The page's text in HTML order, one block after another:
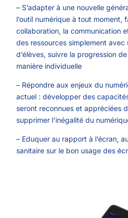
– S’adapter à une nouvelle
l’outil numérique à tout moment,
collaboration, la communication
des ressources simplement
d’élèves, suivre la progression
manière individuelle
– Répondre aux enjeux du
actuel : développer des
seront reconnues et appréciées
supprimer l’inégalité du
– Eduquer au rapport à l’écran,
sanitaire sur le bon usage des